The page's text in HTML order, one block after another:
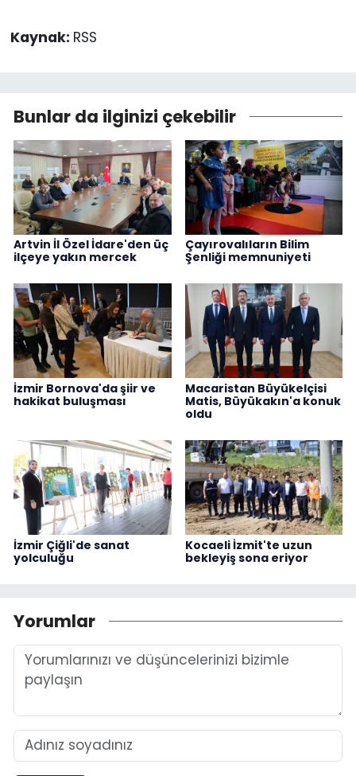
Kaynak: RSS
Bunlar da ilginizi çekebilir
Artvin İl Özel İdare'den üç
ilçeye yakın mercek
Çayırovalıların Bilim
Şenliği memnuniyeti
İzmir Bornova'da şiir ve
hakikat buluşması
Macaristan Büyükelçisi
Matis, Büyükakın'a konuk
oldu
İzmir Çiğli'de sanat
yolculuğu
Kocaeli İzmit'te uzun
bekleyiş sona eriyor
Yorumlar